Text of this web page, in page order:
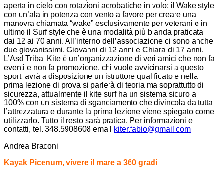
aperta in cielo con rotazioni acrobatiche in volo; il Wake style
con un’ala in potenza con vento a favore per creare una
manovra chiamata “wake” esclusivamente per veterani e in
ultimo il Surf style che è una modalità più blanda praticata
dai 12 ai 70 anni. All’interno dell’associazione ci sono anche
due giovanissimi, Giovanni di 12 anni e Chiara di 17 anni.
L’Asd Tribal Kite è un’organizzazione di veri amici che non fa
eventi e non fa promozione, chi vuole avvicinarsi a questo
sport, avrà a disposizione un istruttore qualificato e nella
prima lezione di prova si parlerà di teoria ma soprattutto di
sicurezza, attualmente il kite surf ha un sistema sicuro al
100% con un sistema di sganciamento che divincola da tutta
l’attrezzatura e durante la prima lezione viene spiegato come
utilizzarlo. Tutto il resto sarà pratica. Per informazioni e
contatti, tel. 348.5908608 email
kiter.fabio@gmail.com
Andrea Braconi
Kayak Picenum, vivere il mare a 360 gradi